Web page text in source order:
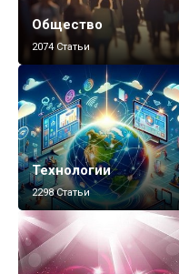
Общество
2074 Статьи
Технологии
2298 Статьи